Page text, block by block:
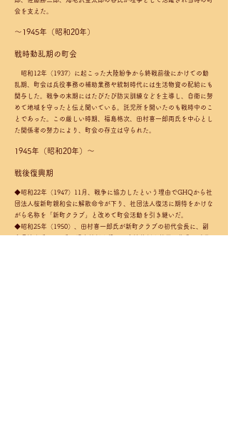
会を支えた。
〜1945年（昭和20年）
戦時動乱期の町会
昭和12年（1937）に起こった大陸紛争から終戦前後にかけての動
乱期、町会は兵役事務の補助業務や統制時代には生活物資の配給にも
関与した。戦争の末期にはたびたび防災訓練などを主導し、自衛に努
めて地域を守ったと伝え聞いている。託児所を開いたのも戦時中のこ
とであった。この厳しい時期、福島格次、田村喜一郎両氏を中心とし
た関係者の努力により、町会の存立は守られた。
1945年（昭和20年）〜
戦後復興期
◆昭和22年（1947）11月、戦争に協力したという理由でGHQから社
団法人桜新町親和会に解散命令が下り、社団法人復活に期待をかけな
がら名称を「新町クラブ」と改めて町会活動を引き継いだ。
◆昭和25年（1950）、田村喜一郎氏が新町クラブの初代会長に、副